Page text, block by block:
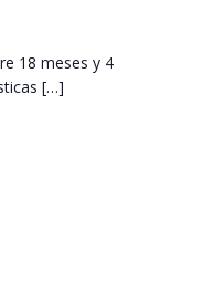
18 meses y 4
[…]